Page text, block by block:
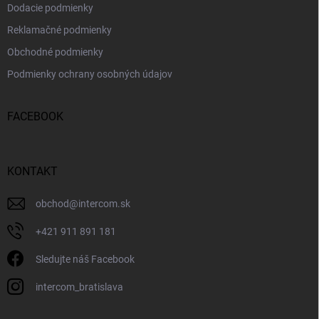
Dodacie podmienky
Reklamačné podmienky
Obchodné podmienky
Podmienky ochrany osobných údajov
FACEBOOK
KONTAKT
obchod@intercom.sk
+421 911 891 181
Sledujte náš Facebook
intercom_bratislava